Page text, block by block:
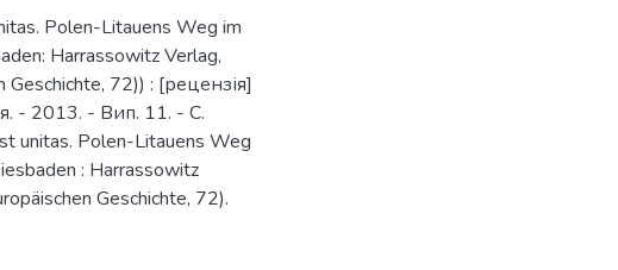
Polen-Litauens Weg im
Harrassowitz Verlag,
72)) : [рецензія]
- 2013. - Вип. 11. - С.
unitas. Polen-Litauens Weg
: Harrassowitz
Geschichte, 72).